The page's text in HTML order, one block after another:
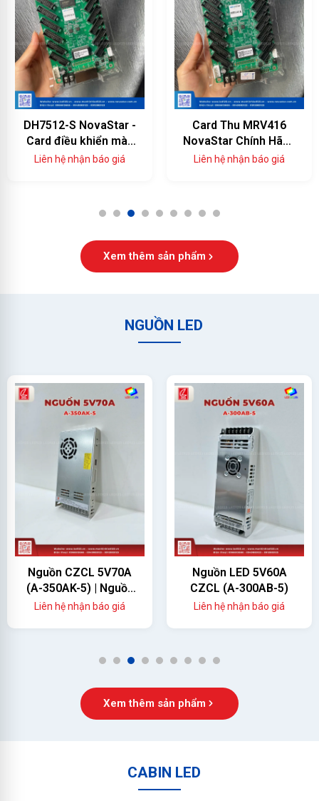
DH7512-S NovaStar -
Card điều khiển màn
hình LED 12 cổng
Liên hệ nhận báo giá
Card Thu MRV416
NovaStar Chính Hãng
— 16 Cổng HUB75E,
Liên hệ nhận báo giá
1 2 3 4 5 6 7 8 9
Xem thêm sản phẩm
NGUỒN LED
Nguồn CZCL 5V70A
(A-350AK-5) | Nguồn
Màn Hình LED 350W
Liên hệ nhận báo giá
Nguồn LED 5V60A
CZCL (A-300AB-5)
Liên hệ nhận báo giá
1 2 3 4 5 6 7 8 9
Xem thêm sản phẩm
CABIN LED